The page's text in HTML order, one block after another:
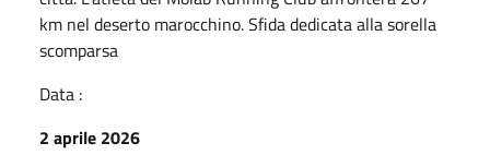
km nel deserto marocchino. Sfida dedicata alla sorella
scomparsa
Data :
2 aprile 2026